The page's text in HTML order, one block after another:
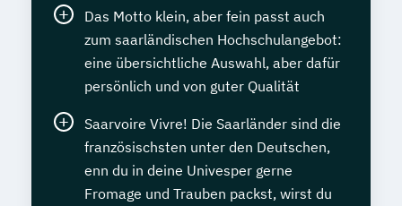
Das Motto klein, aber fein passt auch
zum saarländischen Hochschulangebot:
eine übersichtliche Auswahl, aber dafür
persönlich und von guter Qualität
Saarvoire Vivre! Die Saarländer sind die
französischsten unter den Deutschen,
enn du in deine Univesper gerne
Fromage und Trauben packst, wirst du